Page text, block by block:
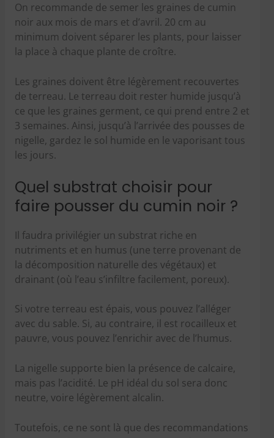
On recommande de semer les graines de cumin
noir aux mois de mars et d’avril. 20 cm au
minimum doivent séparer les plants, pour laisser
la place à chaque plante de croître.
Les graines doivent être légèrement recouvertes
de terreau. Le terreau doit rester humide jusqu’à
ce que les graines germent, ce qui prend entre 2 et
3 semaines. Ainsi, jusqu’à l’arrivée des pousses de
nigelle, gardez le sol humide en le vaporisant tous
les jours.
Quel substrat choisir pour
faire pousser du cumin noir ?
Il faudra privilégier un substrat riche en
nutriments et en humus (une terre provenant de
la décomposition naturelle des végétaux) et
drainant (où l’eau s’infiltre facilement, poreux).
Si votre terreau est épais, vous pouvez l’alléger
avec du sable. Si, au contraire, il est rocailleux et
pauvre, vous pouvez l’enrichir avec de l’humus.
La nigelle supporte bien la présence de calcaire,
mais pas l’acidité. Le pH idéal du sol sera donc
neutre, voire légèrement alcalin.
Toutefois, ce ne sont là que des recommandations